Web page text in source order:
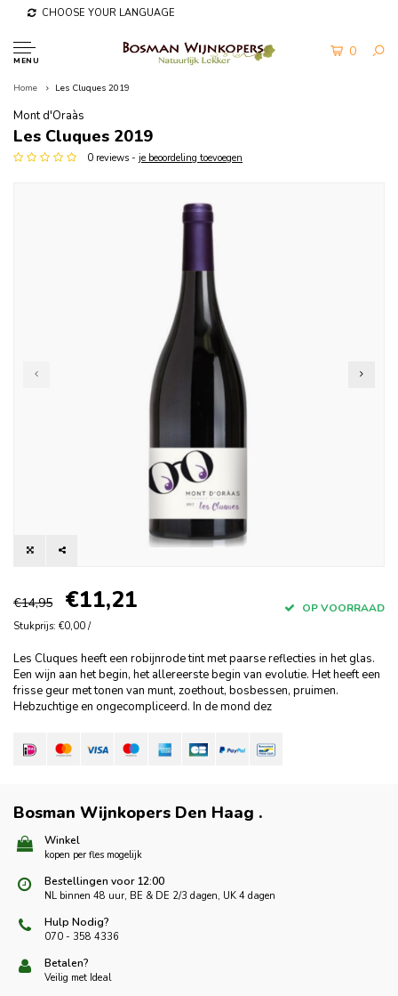
CHOOSE YOUR LANGUAGE
MENU
0
Home Les Cluques 2019
Mont d'Oraàs
Les Cluques 2019
0 reviews - je beoordeling toevoegen
€14,95 €11,21
Stukprijs: €0,00 /
OP VOORRAAD
Les Cluques heeft een robijnrode tint met paarse reflecties in het glas.
Een wijn aan het begin, het allereerste begin van evolutie. Het heeft een
frisse geur met tonen van munt, zoethout, bosbessen, pruimen.
Hebzuchtige en ongecompliceerd. In de mond dez
Bosman Wijnkopers Den Haag .
Winkel
kopen per fles mogelijk
Bestellingen voor 12:00
NL binnen 48 uur, BE & DE 2/3 dagen, UK 4 dagen
Hulp Nodig?
070 - 358 4336
Betalen?
Veilig met Ideal